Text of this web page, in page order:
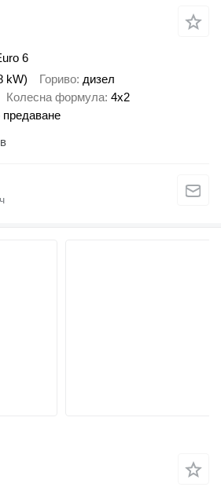
6
kW) Гориво дизел
Колесна формула 4x2
предаване